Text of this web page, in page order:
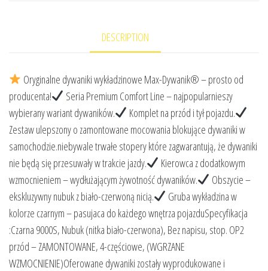
DESCRIPTION
Oryginalne dywaniki wykładzinowe Max-Dywanik® – prosto od
producenta!
Seria Premium Comfort Line – najpopularnieszy
wybierany wariant dywaników.
Komplet na przód i tył pojazdu.
Zestaw ulepszony o zamontowane mocowania blokujące dywaniki w
samochodzie.niebywale trwałe stopery które zagwarantują, że dywaniki
nie będą się przesuwały w trakcie jazdy.
Kierowca z dodatkowym
wzmocnieniem – wydłużającym żywotność dywaników.
Obszycie –
ekskluzywny nubuk z biało-czerwoną nicią.
Gruba wykładzina w
kolorze czarnym – pasujaca do każdego wnętrza pojazduSpecyfikacja
:Czarna 9000S, Nubuk (nitka biało-czerwona), Bez napisu, stop. OP2
przód – ZAMONTOWANE, 4-częściowe, (WGRZANE
WZMOCNIENIE)Oferowane dywaniki zostały wyprodukowane i